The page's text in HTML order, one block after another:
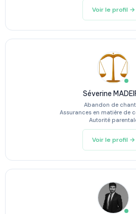
Voir le profil →
Séverine
Abandon de
Assurances en matière de
Autorité
Voir le profil →